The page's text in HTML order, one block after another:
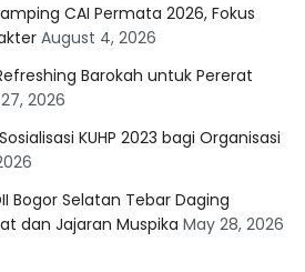
CAI Permata 2026, Fokus
August 4, 2026
Barokah untuk Pererat
2026
KUHP 2023 bagi Organisasi
Bogor Selatan Tebar Daging
dan Jajaran Muspika May 28, 2026